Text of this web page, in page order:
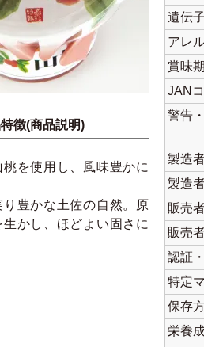
徴(商品説明)
を使用し、風味豊かに
り豊かな土佐の自然。原
かし、ほどよい固さに
遺伝
アレ
賞味
JAN
警告
製造
製造
販売
販売
認証
特定
保存
栄養